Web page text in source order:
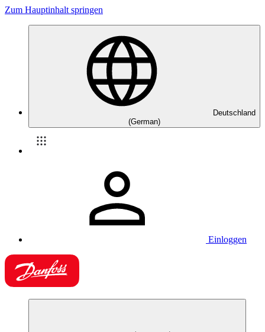
Zum Hauptinhalt springen
Deutschland
(German)
Einloggen